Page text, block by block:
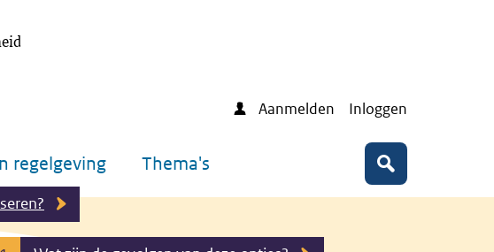
Aanmelden Inloggen
regelgeving Thema's Zoeken